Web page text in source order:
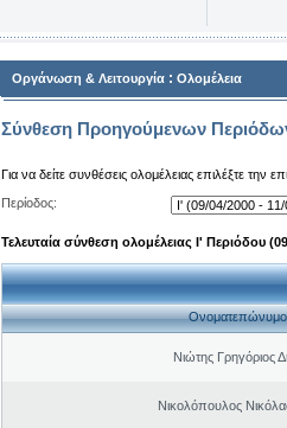
Οργάνωση & Λειτουργία : Ολομέλεια
Σύνθεση Προηγούμενων
Για να δείτε συνθέσεις ολομέλειας επιλέξτε την
Περίοδος:
Τελευταία σύνθεση ολομέλειας Ι' Περιόδου
Ονοματεπώνυμο
Νιώτης Γρηγόριος
Νικολόπουλος